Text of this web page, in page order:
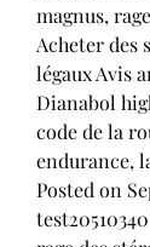
magnus,
Acheter des
légaux Avis
Dianabol
code de la
endurance,
Posted on